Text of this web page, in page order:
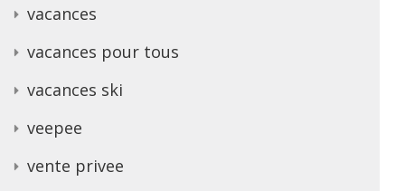
vacances
vacances pour tous
vacances ski
veepee
vente privee